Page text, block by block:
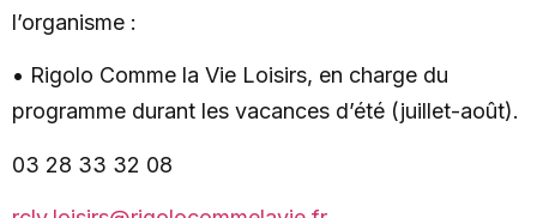
l’organisme :
• Rigolo Comme la Vie Loisirs, en charge du
programme durant les vacances d’été (juillet-août).
03 28 33 32 08